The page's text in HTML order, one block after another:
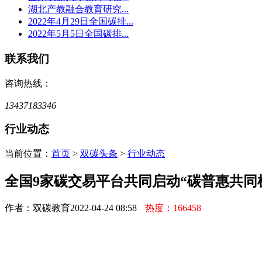
湖北产教融合教育研究...
2022年4月29日全国碳排...
2022年5月5日全国碳排...
联系我们
咨询热线：
13437183346
行业动态
当前位置： 首页 > 双碳头条 > 行业动态
全国9家碳交易平台共同启动“碳普惠共同
作者：双碳教育2022-04-24 08:58 热度：166458